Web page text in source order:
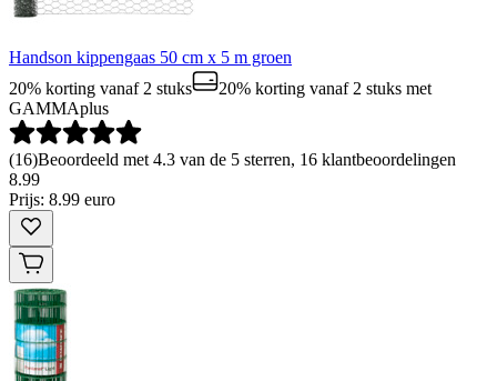
Handson kippengaas 50 cm x 5 m groen
20% korting vanaf 2 stuks
20% korting vanaf 2 stuks met
GAMMAplus
(16)Beoordeeld met 4.3 van de 5 sterren, 16 klantbeoordelingen
8.99
Prijs: 8.99 euro